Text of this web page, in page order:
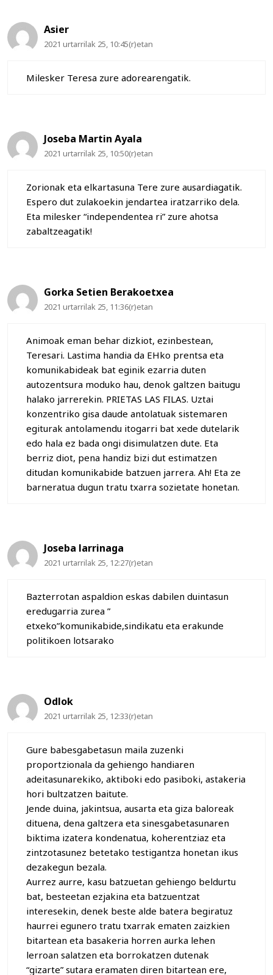
Asier
2021 urtarrilak 25, 10:45(r)etan
Milesker Teresa zure adorearengatik.
Joseba Martin Ayala
2021 urtarrilak 25, 10:50(r)etan
Zorionak eta elkartasuna Tere zure ausardiagatik.
Espero dut zulakoekin jendartea iratzarriko dela.
Eta milesker “independentea ri” zure ahotsa
zabaltzeagatik!
Gorka Setien Berakoetxea
2021 urtarrilak 25, 11:36(r)etan
Animoak eman behar dizkiot, ezinbestean,
Teresari. Lastima handia da EHko prentsa eta
komunikabideak bat eginik ezarria duten
autozentsura moduko hau, denok galtzen baitugu
halako jarrerekin. PRIETAS LAS FILAS. Uztai
konzentriko gisa daude antolatuak sistemaren
egiturak antolamendu itogarri bat xede dutelarik
edo hala ez bada ongi disimulatzen dute. Eta
berriz diot, pena handiz bizi dut estimatzen
ditudan komunikabide batzuen jarrera. Ah! Eta ze
barneratua dugun tratu txarra sozietate honetan.
Joseba larrinaga
2021 urtarrilak 25, 12:27(r)etan
Bazterrotan aspaldion eskas dabilen duintasun
eredugarria zurea ”
etxeko”komunikabide,sindikatu eta erakunde
politikoen lotsarako
Odlok
2021 urtarrilak 25, 12:33(r)etan
Gure babesgabetasun maila zuzenki
proportzionala da gehiengo handiaren
adeitasunarekiko, aktiboki edo pasiboki, astakeria
hori bultzatzen baitute.
Jende duina, jakintsua, ausarta eta giza baloreak
dituena, dena galtzera eta sinesgabetasunaren
biktima izatera kondenatua, koherentziaz eta
zintzotasunez betetako testigantza honetan ikus
dezakegun bezala.
Aurrez aurre, kasu batzuetan gehiengo beldurtu
bat, besteetan ezjakina eta batzuentzat
interesekin, denek beste alde batera begiratuz
haurrei egunero tratu txarrak ematen zaizkien
bitartean eta basakeria horren aurka lehen
lerroan salatzen eta borrokatzen dutenak
“gizarte” sutara eramaten diren bitartean ere,